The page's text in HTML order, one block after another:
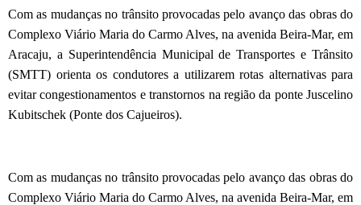
Com as mudanças no trânsito provocadas pelo avanço das obras do
Complexo Viário Maria do Carmo Alves, na avenida Beira-Mar, em
Aracaju, a Superintendência Municipal de Transportes e Trânsito
(SMTT) orienta os condutores a utilizarem rotas alternativas para
evitar congestionamentos e transtornos na região da ponte Juscelino
Kubitschek (Ponte dos Cajueiros).
Com as mudanças no trânsito provocadas pelo avanço das obras do
Complexo Viário Maria do Carmo Alves, na avenida Beira-Mar, em